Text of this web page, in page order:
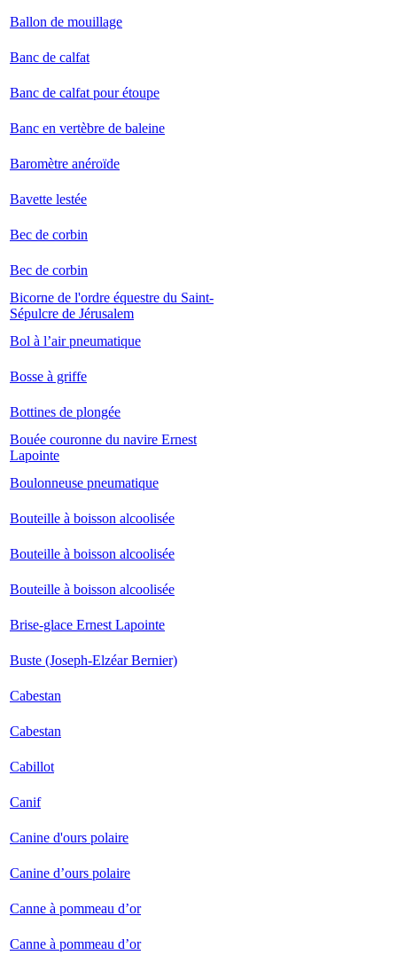
Ballon de mouillage
Banc de calfat
Banc de calfat pour étoupe
Banc en vertèbre de baleine
Baromètre anéroïde
Bavette lestée
Bec de corbin
Bec de corbin
Bicorne de l'ordre équestre du Saint-
Sépulcre de Jérusalem
Bol à l’air pneumatique
Bosse à griffe
Bottines de plongée
Bouée couronne du navire Ernest
Lapointe
Boulonneuse pneumatique
Bouteille à boisson alcoolisée
Bouteille à boisson alcoolisée
Bouteille à boisson alcoolisée
Brise-glace Ernest Lapointe
Buste (Joseph-Elzéar Bernier)
Cabestan
Cabestan
Cabillot
Canif
Canine d'ours polaire
Canine d’ours polaire
Canne à pommeau d’or
Canne à pommeau d’or